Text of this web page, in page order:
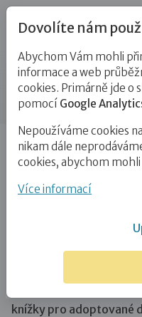
Novinky
Příspěvek
Úvod Novinky
adoptované děti
Vydali jsme
knížky pro adoptované
Dovolíte nám
Abychom Vám mohli
informace a web
cookies. Primárně jde o
pomocí Google
Nepoužíváme cookies
nikam dále
cookies, abychom
Více informací